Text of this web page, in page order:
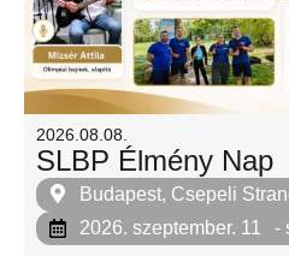
2026.08.08.
SLBP Élmény Nap
Budapest, Csepeli
2026. szeptember. 11
-